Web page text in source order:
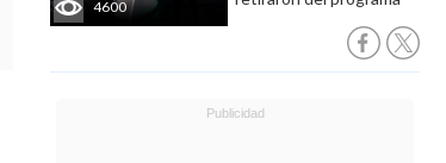
4600